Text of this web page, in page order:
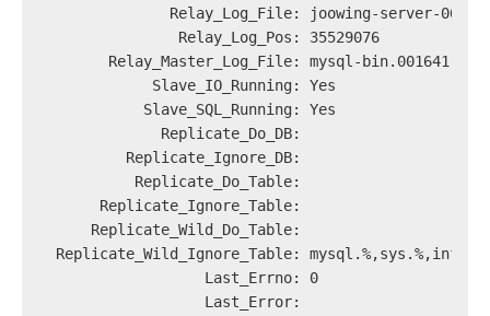
Relay_Log_File: joowing-server-06-
                Relay_Log_Pos: 35529076
        Relay_Master_Log_File: mysql-bin.001641
             Slave_IO_Running: Yes
            Slave_SQL_Running: Yes
              Replicate_Do_DB:
          Replicate_Ignore_DB:
           Replicate_Do_Table:
       Replicate_Ignore_Table:
      Replicate_Wild_Do_Table:
Replicate_Wild_Ignore_Table:
                   Last_Errno: 0
                   Last_Error: